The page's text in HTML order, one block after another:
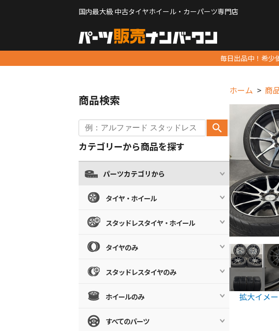
国内最大級 中古タイヤホイール・カーパーツ専門店
毎日出品中！希少
ホーム 商
拡大イメ
商品検索
カテゴリーから商品を探す
パーツカテゴリから
タイヤ・ホイール
スタッドレスタイヤ・ホイール
タイヤのみ
スタッドレスタイヤのみ
ホイールのみ
すべてのパーツ